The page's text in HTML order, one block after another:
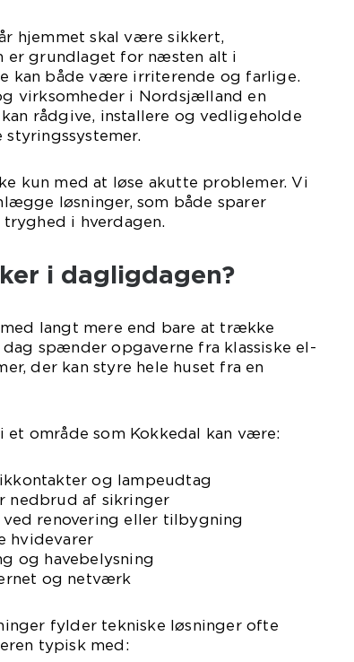
hjemmet skal være sikkert,
er grundlaget for næsten alt i
kan både være irriterende og farlige.
virksomheder i Nordsjælland en
kan rådgive, installere og vedligeholde
kun med at løse akutte problemer. Vi
løsninger, som både sparer
i hverdagen.
i dagligdagen?
langt mere end bare at trække
spænder opgaverne fra klassiske el-
der kan styre hele huset fra en
område som Kokkedal kan være:
og lampeudtag
nedbrud af sikringer
renovering eller tilbygning
hvidevarer
og havebelysning
og netværk
fylder tekniske løsninger ofte
typisk med: